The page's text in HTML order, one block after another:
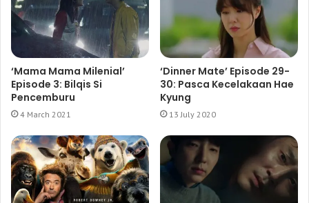
‘Mama Mama Milenial’
Episode 3: Bilqis Si
Pencemburu
4 March 2021
‘Dinner Mate’ Episode 29-
30: Pasca Kecelakaan Hae
Kyung
13 July 2020